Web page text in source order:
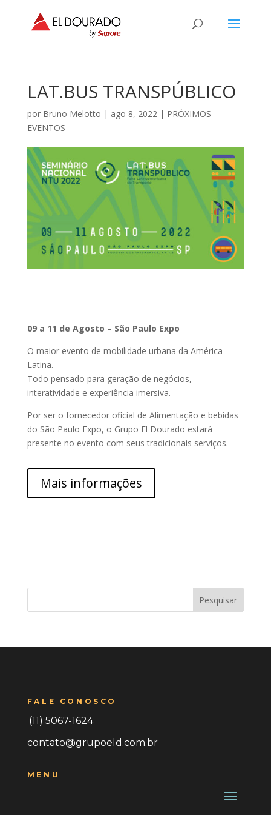
LAT.BUS TRANSPÚBLICO
por Bruno Melotto | ago 8, 2022| PRÓXIMOS
EVENTOS
09 a 11 de Agosto – São Paulo Expo
O maior evento de mobilidade urbana da América
Latina.
Todo pensado para geração de negócios,
interatividade e experiência imersiva.
Por ser o fornecedor oficial de Alimentação e bebidas
do São Paulo Expo, o Grupo El Dourado estará
presente no evento com seus tradicionais serviços.
Mais informações
Pesquisar
FALE CONOSCO
(11) 5067-1624
contato@grupoeld.com.br
MENU